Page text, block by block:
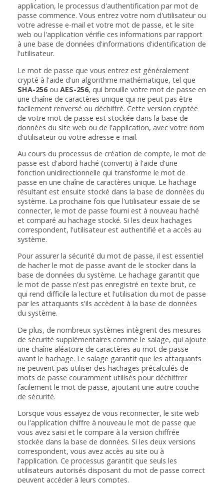
application, le processus d'authentification par mot de
passe commence. Vous entrez votre nom d'utilisateur ou
votre adresse e-mail et votre mot de passe, et le site
web ou l'application vérifie ces informations par rapport
à une base de données d'informations d'identification de
l'utilisateur.
Le mot de passe que vous entrez est généralement
crypté à l'aide d'un algorithme mathématique, tel que
SHA-256ou AES-256, qui brouille votre mot de passe en
une chaîne de caractères unique qui ne peut pas être
facilement renversé ou déchiffré. Cette version cryptée
de votre mot de passe est stockée dans la base de
données du site web ou de l'application, avec votre nom
d'utilisateur ou votre adresse e-mail.
Au cours du processus de création de compte, le mot de
passe est d'abord haché (converti) à l'aide d'une
fonction unidirectionnelle qui transforme le mot de
passe en une chaîne de caractères unique. Le hachage
résultant est ensuite stocké dans la base de données du
système. La prochaine fois que l'utilisateur essaie de se
connecter, le mot de passe fourni est à nouveau haché
et comparé au hachage stocké. Si les deux hachages
correspondent, l'utilisateur est authentifié et a accès au
système.
Pour assurer la sécurité du mot de passe, il est essentiel
de hacher le mot de passe avant de le stocker dans la
base de données du système. Le hachage garantit que
le mot de passe n'est pas enregistré en texte brut, ce
qui rend difficile la lecture et l'utilisation du mot de passe
par les attaquants s'ils accèdent à la base de données
du système.
De plus, de nombreux systèmes intègrent des mesures
de sécurité supplémentaires comme le salage, qui ajoute
une chaîne aléatoire de caractères au mot de passe
avant le hachage. Le salage garantit que les attaquants
ne peuvent pas utiliser des hachages précalculés de
mots de passe couramment utilisés pour déchiffrer
facilement le mot de passe, ajoutant une autre couche
de sécurité.
Lorsque vous essayez de vous reconnecter, le site web
ou l'application chiffre à nouveau le mot de passe que
vous avez saisi et le compare à la version chiffrée
stockée dans la base de données. Si les deux versions
correspondent, vous avez accès au site ou à
l'application. Ce processus garantit que seuls les
utilisateurs autorisés disposant du mot de passe correct
peuvent accéder à leurs comptes.